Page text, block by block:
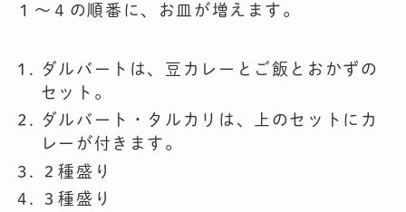
１〜４の順番に、お皿が増えます。
ダルバートは、豆カレーとご飯とおかずの
セット。
ダルバート・タルカリは、上のセットにカ
レーが付きます。
２種盛り
３種盛り